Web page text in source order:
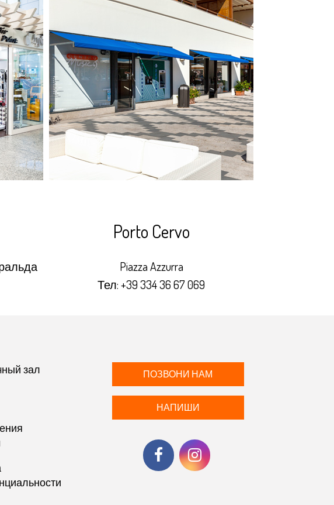
Porto Cervo
Piazza Azzurra
Тел:+39 334 36 67 069
зал
ПОЗВОНИ НАМ
НАПИШИ